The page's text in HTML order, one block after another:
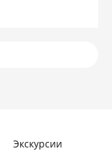
Экскурсии